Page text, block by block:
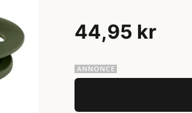
44,95 kr